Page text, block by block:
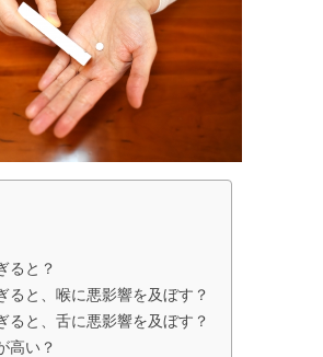
ると？
ると、喉に悪影響を及ぼす？
ると、舌に悪影響を及ぼす？
高い？